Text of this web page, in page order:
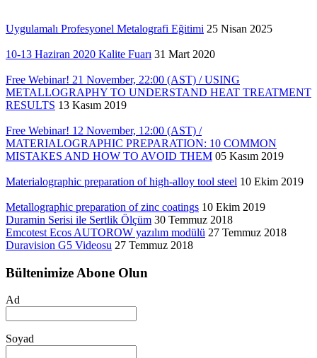
Uygulamalı Profesyonel Metalografi Eğitimi 25 Nisan 2025
10-13 Haziran 2020 Kalite Fuarı 31 Mart 2020
Free Webinar! 21 November, 22:00 (AST) / USING
METALLOGRAPHY TO UNDERSTAND HEAT TREATMENT
RESULTS 13 Kasım 2019
Free Webinar! 12 November, 12:00 (AST) /
MATERIALOGRAPHIC PREPARATION: 10 COMMON
MISTAKES AND HOW TO AVOID THEM 05 Kasım 2019
Materialographic preparation of high-alloy tool steel 10 Ekim 2019
Metallographic preparation of zinc coatings 10 Ekim 2019
Duramin Serisi ile Sertlik Ölçüm 30 Temmuz 2018
Emcotest Ecos AUTOROW yazılım modülü 27 Temmuz 2018
Duravision G5 Videosu 27 Temmuz 2018
Bültenimize Abone Olun
Ad
Soyad